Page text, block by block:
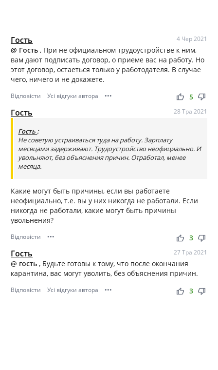
Гость 4 Чер 2021
@ Гость, При не официальном трудоустройстве к ним,
вам дают подписать договор, о приеме вас на работу. Но
этот договор, остаеться только у работодателя. В случае
чего, ничего и не докажете.
Відповісти Усі відгуки автора ••• thumb_up thumb_down
5
Гость 28 Тра 2021
Гость :
Не советую устраиваться туда на работу. Зарплату
месяцами задерживают. Трудоустройство неофициально. И
увольняют, без объяснения причин. Отработал, менее
месяца.
Какие могут быть причины, если вы работаете
неофициально, т.е. вы у них никогда не работали. Если
никогда не работали, какие могут быть причины
увольнения?
Відповісти ••• thumb_up thumb_down
3
Гость 27 Тра 2021
@ гость, Будьте готовы к тому, что после окончания
карантина, вас могут уволить, без объяснения причин.
Відповісти Усі відгуки автора ••• thumb_up thumb_down
3